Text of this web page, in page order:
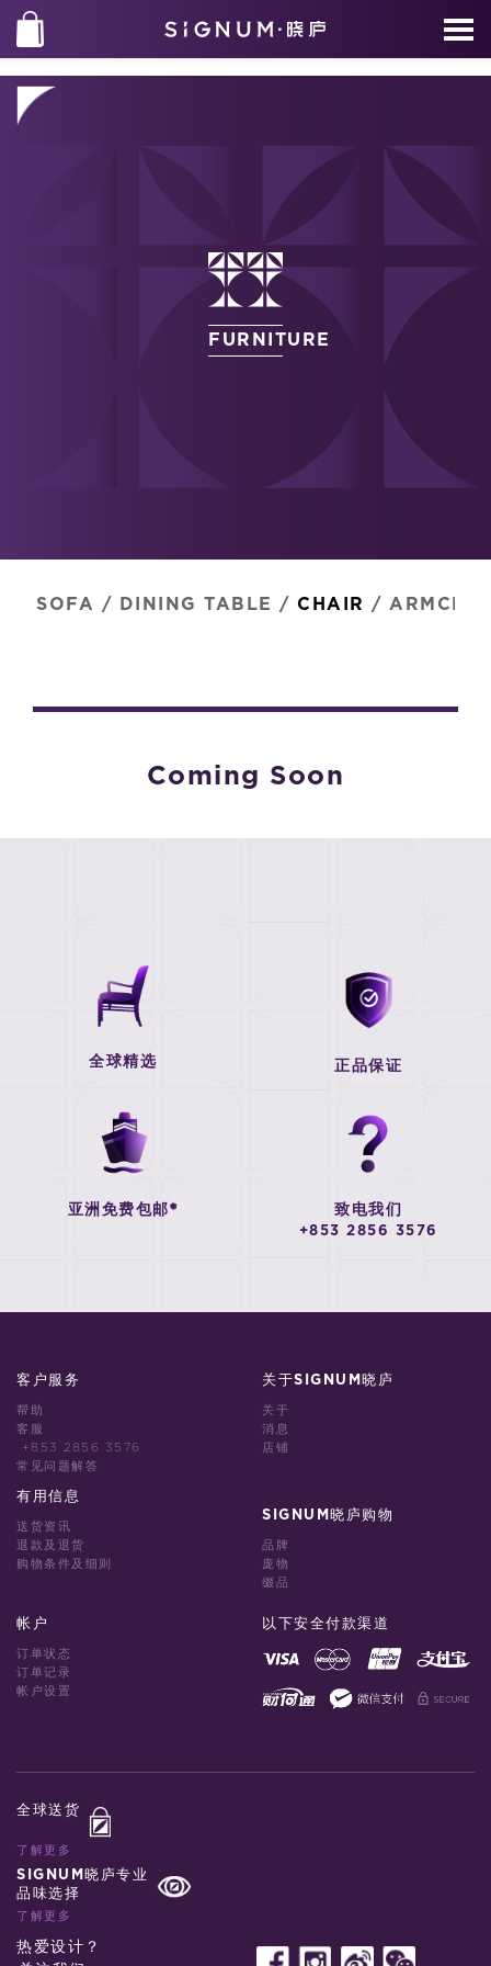
FURNITURE
SOFA / DINING TABLE / CHAIR /
Coming Soon
全球精选 正品保证
亚洲免费包邮* 致电我们
+853 2856 3576
客户服务
帮助
客服
+853 2856 3576
常见问题解答
有用信息
送货资讯
退款及退货
购物条件及细则
关于SIGNUM晓庐
关于
消息
店铺
SIGNUM晓庐购物
品牌
庞物
缀品
帐户
订单状态
订单记录
帐户设置
以下安全付款渠道
全球送货
了解更多
SIGNUM晓庐专业
品味选择
了解更多
热爱设计？